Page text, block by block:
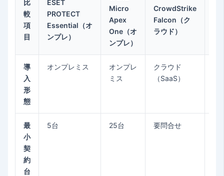
比
較
項
目
ESET
PROTECT
Essential（オ
ンプレ）
Micro
Apex
One（オ
ンプレ）
CrowdStrike
Falcon（ク
ラウド）
導
入
形
態
オンプレミス
オンプレ
ミス
クラウド
（SaaS）
最
小
契
約
台
5台 25台 要問合せ